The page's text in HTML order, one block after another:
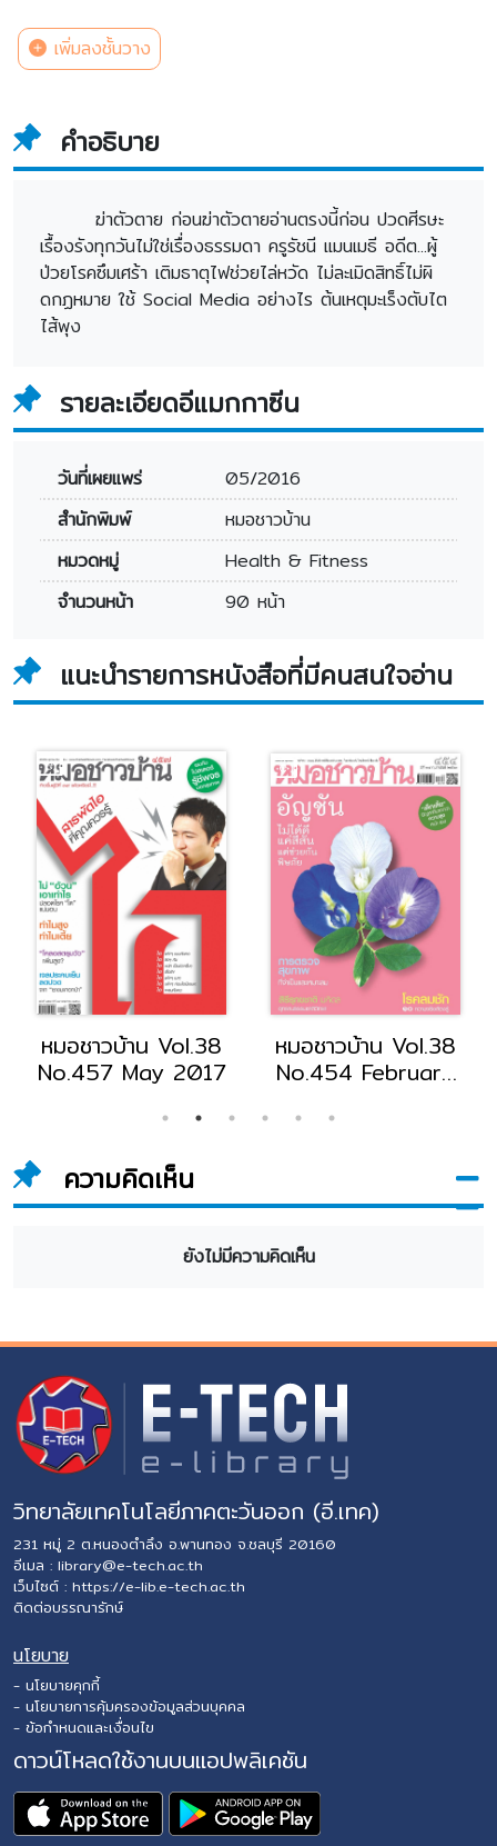
เพิ่มลงชั้นวาง
คำอธิบาย
ฆ่าตัวตาย ก่อนฆ่าตัวตายอ่านตรงนี้ก่อน ปวดศีรษะ
เรื้องรังทุกวันไม่ใช่เรื่องธรรมดา ครูรัชนี แมนเมธี อดีต...ผู้
ป่วยโรคซึมเศร้า เติมธาตุไฟช่วยไล่หวัด ไม่ละเมิดสิทธิ์ไม่ผิ
ดกฏหมาย ใช้ Social Media อย่างไร ต้นเหตุมะเร็งตับไต
ไส้พุง
รายละเอียดอีแมกกาซีน
วันที่เผยแพร่
05/2016
สำนักพิมพ์
หมอชาวบ้าน
หมวดหมู่
Health & Fitness
จำนวนหน้า
90 หน้า
แนะนำรายการหนังสือที่มีคนสนใจอ่าน
หมอชาวบ้าน Vol.38
No.457 May 2017
หมอชาวบ้าน Vol.38
No.454 February
ความคิดเห็น
ยังไม่มีความคิดเห็น
วิทยาลัยเทคโนโลยีภาคตะวันออก (อี.เทค)
231 หมู่ 2 ต.หนองตำลึง อ.พานทอง จ.ชลบุรี 20160
อีเมล : library@e-tech.ac.th
เว็บไซต์ : https://e-lib.e-tech.ac.th
ติดต่อบรรณารักษ์
นโยบาย
- นโยบายคุกกี้
- นโยบายการคุ้มครองข้อมูลส่วนบุคคล
- ข้อกำหนดและเงื่อนไข
ดาวน์โหลดใช้งานบนแอปพลิเคชัน